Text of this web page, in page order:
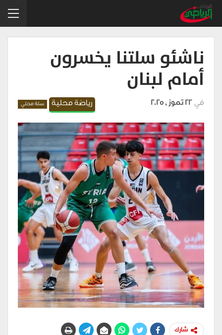
ناشئو سلتنا يخسرون
أمام لبنان
رياضة محلية سلة محلي في 22 تموز , 2025
شارك